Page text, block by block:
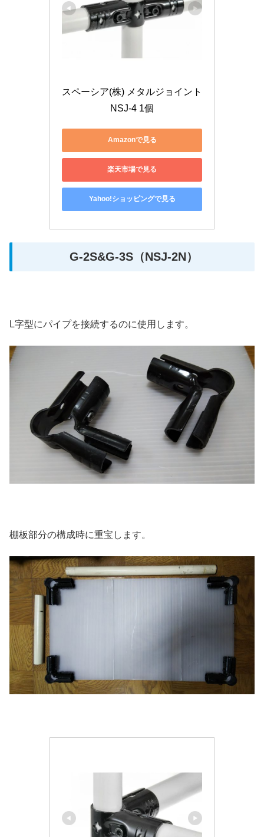
スペーシア(株) メタルジョイント
NSJ-4 1個
Amazonで見る
楽天市場で見る
Yahoo!ショッピングで見る
G-2S&G-3S（NSJ-2N）
L字型にパイプを接続するのに使用します。
棚板部分の構成時に重宝します。